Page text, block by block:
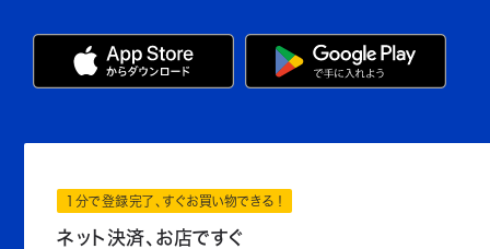
1分で登録完了、すぐお買い物できる！
ネット決済、お店ですぐ